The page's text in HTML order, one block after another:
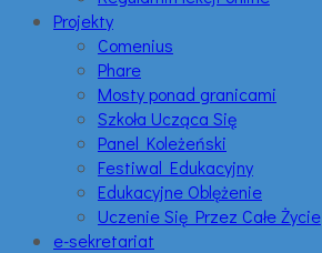
Projekty
Comenius
Phare
Mosty ponad granicami
Szkoła Ucząca Się
Panel Koleżeński
Festiwal Edukacyjny
Edukacyjne Oblężenie
Uczenie Się Przez Całe Życie
e-sekretariat